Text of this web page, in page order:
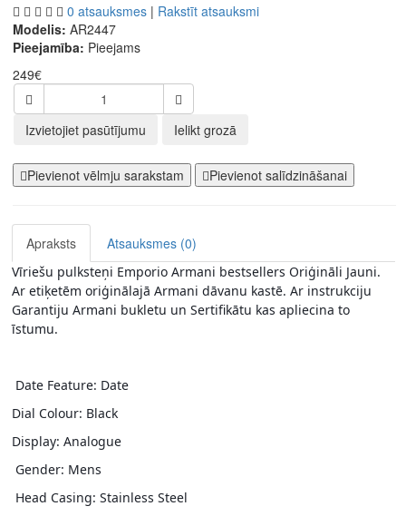
0 atsauksmes | Rakstīt atsauksmi
Modelis: AR2447
Pieejamība: Pieejams
249€
Izvietojiet pasūtījumu Ielikt grozā
Pievienot vēlmju sarakstam Pievienot salīdzināšanai
Apraksts Atsauksmes (0)
Vīriešu pulksteņi Emporio Armani bestsellers Oriģināli Jauni.
Ar etiķetēm oriģinālajā Armani dāvanu kastē. Ar instrukciju
Garantiju Armani bukletu un Sertifikātu kas apliecina to
īstumu.
Date Feature: Date
Dial Colour: Black
Display: Analogue
Gender: Mens
Head Casing: Stainless Steel